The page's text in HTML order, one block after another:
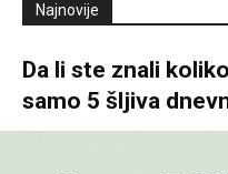
Najnovije
Da li ste znali
samo 5 šljiva